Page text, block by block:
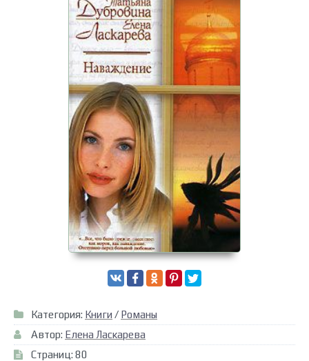
Категория: Книги / Романы
Автор: Елена Ласкарева
Страниц: 80